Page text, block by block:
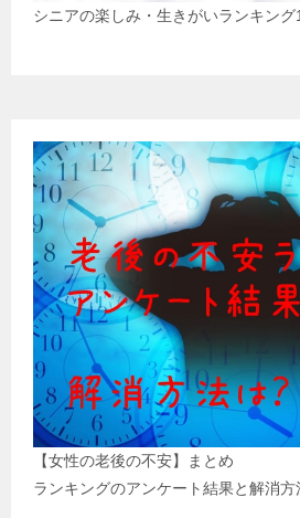
シニアの楽しみ・生きがいランキン
【女性の老後の不安】まとめ
ランキングのアンケート結果と解消方